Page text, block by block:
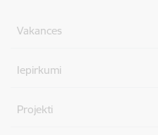
Vakances
Iepirkumi
Projekti